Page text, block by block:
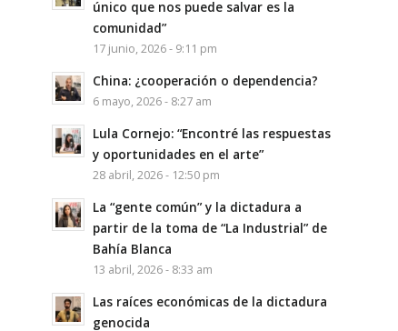
único que nos puede salvar es la
comunidad”
17 junio, 2026 - 9:11 pm
China: ¿cooperación o dependencia?
6 mayo, 2026 - 8:27 am
Lula Cornejo: “Encontré las respuestas
y oportunidades en el arte”
28 abril, 2026 - 12:50 pm
La “gente común” y la dictadura a
partir de la toma de “La Industrial” de
Bahía Blanca
13 abril, 2026 - 8:33 am
Las raíces económicas de la dictadura
genocida